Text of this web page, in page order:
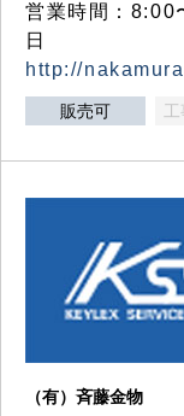
営業時間：8:00
日
http://
販売可
（有）斉藤金物